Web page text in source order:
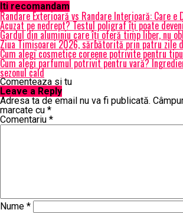
Iti recomandam
Randare Exterioară vs Randare Interioară: Care e
Acuzat pe nedrept? Testul poligraf îţi poate
Gardul din aluminiu care îți oferă timp liber, nu
Ziua Timișoarei 2026, sărbătorită prin patru zile
Cum alegi cosmetice coreene potrivite pentru
Cum alegi parfumul potrivit pentru vară?
sezonul cald
Comenteaza si tu
Leave a Reply
Adresa ta de email nu va fi publicată.
marcate cu *
Comentariu *
Nume *